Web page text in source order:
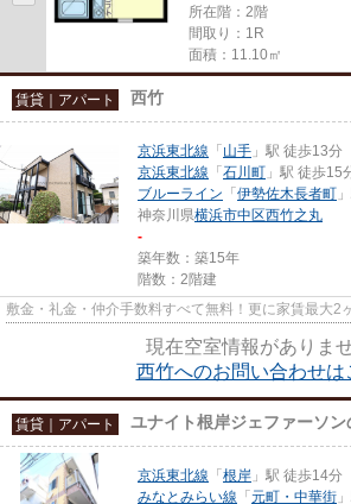
所在階：2階
間取り：1R
面積：11.10㎡
賃貸｜アパート 西竹
京浜東北線 「 山手 」駅 徒歩13分
京浜東北線 「 石川町 」駅 徒歩15
ブルーライン 「 伊勢佐木長者町
神奈川県横浜市中区西竹之丸
-
築年数：築15年
階数：2階建
敷金・礼金・仲介手数料すべて無料！更に家賃最大2
現在空室情報がありませ
西竹へのお問い合わせは
賃貸｜アパート ユナイト根岸ジェファーソン
京浜東北線 「 根岸 」駅 徒歩14分
みなとみらい線 「 元町・中華街